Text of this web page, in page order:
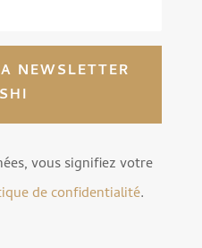
NEWSLETTER
vous signifiez votre
de confidentialité.